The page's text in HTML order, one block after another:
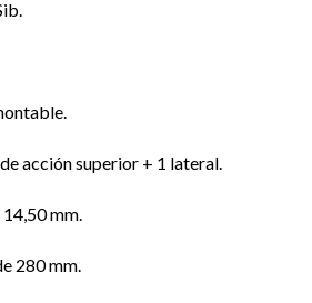
acción superior + 1 lateral.
mm.
280 mm.